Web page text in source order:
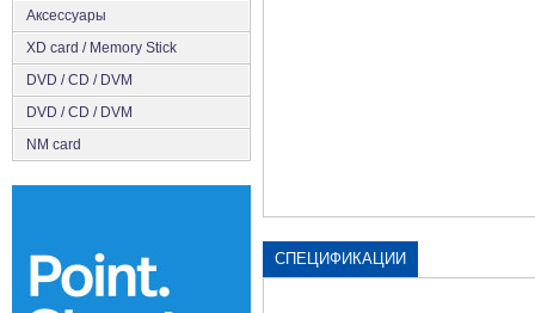
Аксеcсуары
XD card / Memory Stick
DVD / CD / DVM
DVD / CD / DVM
NM card
СПЕЦИФИКАЦИИ